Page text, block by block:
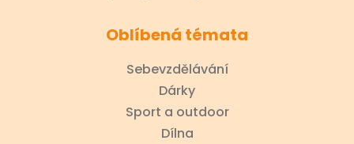
Oblíbená témata
Sebevzdělávání
Dárky
Sport a outdoor
Dílna